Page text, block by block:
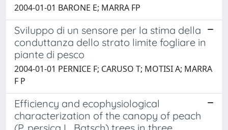
2004-01-01 BARONE E; MARRA FP
Sviluppo di un sensore per la stima della
conduttanza dello strato limite fogliare in
piante di pesco
2004-01-01 PERNICE F; CARUSO T; MOTISI A; MARRA
F P
Efficiency and ecophysiological
characterization of the canopy of peach